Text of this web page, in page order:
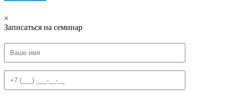
×
Записаться на семинар